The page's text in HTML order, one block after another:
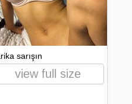
sarışın
view full size